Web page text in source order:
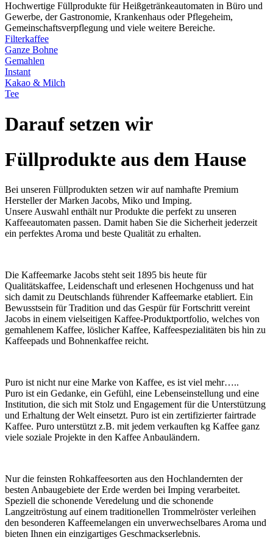
Hochwertige Füllprodukte für Heißgetränkeautomaten in Büro und
Gewerbe, der Gastronomie, Krankenhaus oder Pflegeheim,
Gemeinschaftsverpflegung und viele weitere Bereiche.
Filterkaffee
Ganze Bohne
Gemahlen
Instant
Kakao & Milch
Tee
Darauf setzen wir
Füllprodukte aus dem Hause
Bei unseren Füllprodukten setzen wir auf namhafte Premium
Hersteller der Marken Jacobs, Miko und Imping.
Unsere Auswahl enthält nur Produkte die perfekt zu unseren
Kaffeeautomaten passen. Damit haben Sie die Sicherheit jederzeit
ein perfektes Aroma und beste Qualität zu erhalten.
Die Kaffeemarke Jacobs steht seit 1895 bis heute für
Qualitätskaffee, Leidenschaft und erlesenen Hochgenuss und hat
sich damit zu Deutschlands führender Kaffeemarke etabliert. Ein
Bewusstsein für Tradition und das Gespür für Fortschritt vereint
Jacobs in einem vielseitigen Kaffee-Produktportfolio, welches von
gemahlenem Kaffee, löslicher Kaffee, Kaffeespezialitäten bis hin zu
Kaffeepads und Bohnenkaffee reicht.
Puro ist nicht nur eine Marke von Kaffee, es ist viel mehr…..
Puro ist ein Gedanke, ein Gefühl, eine Lebenseinstellung und eine
Institution, die sich mit Stolz und Engagement für die Unterstützung
und Erhaltung der Welt einsetzt. Puro ist ein zertifizierter fairtrade
Kaffee. Puro unterstützt z.B. mit jedem verkauften kg Kaffee ganz
viele soziale Projekte in den Kaffee Anbauländern.
Nur die feinsten Rohkaffeesorten aus den Hochlandernten der
besten Anbaugebiete der Erde werden bei Imping verarbeitet.
Speziell die schonende Veredelung und die schonende
Langzeitröstung auf einem traditionellen Trommelröster verleihen
den besonderen Kaffeemelangen ein unverwechselbares Aroma und
bieten Ihnen ein einzigartiges Geschmackserlebnis.